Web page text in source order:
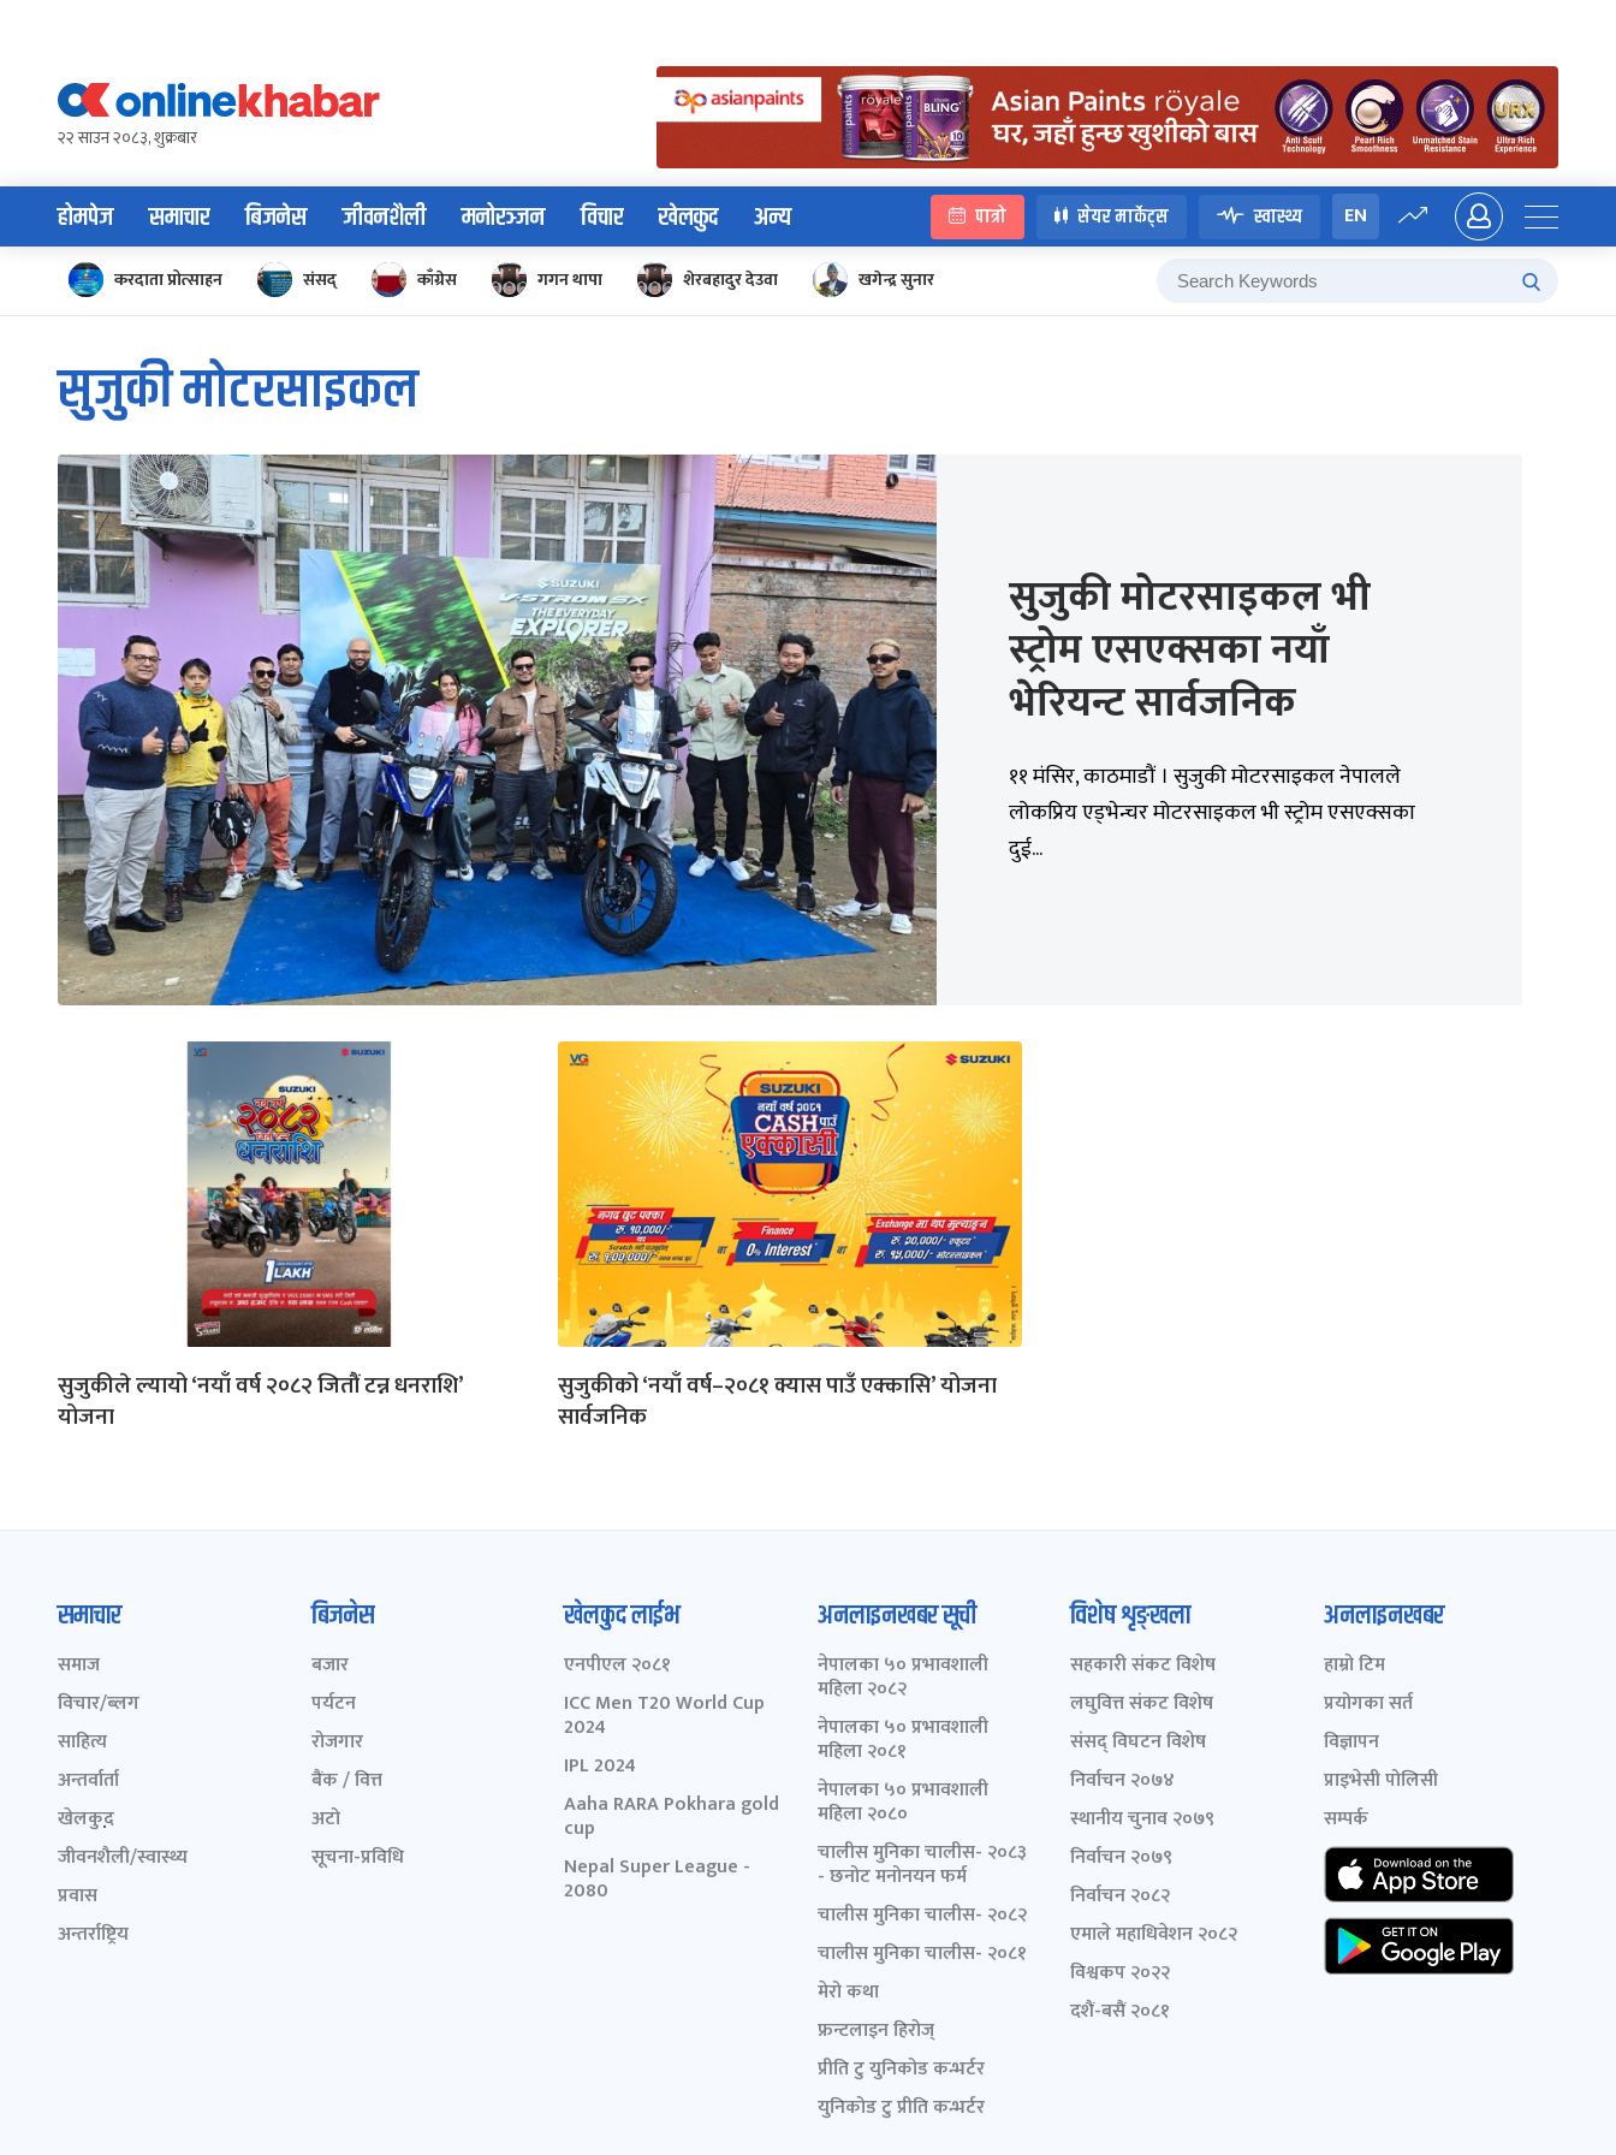
content२२ साउन २०८३, शुक्रबार
होमपेज समाचार बिजनेस जीवनशैली मनोरञ्जन विचार खेलकुद अन्य पात्रो सेयर मार्केट्स स्वास्थ्य EN
करदाता प्रोत्साहन संसद् काँग्रेस गगन थापा शेरबहादुर देउवा खगेन्द्र सुनार
सुजुकी मोटरसाइकल
सुजुकी मोटरसाइकल भी
स्ट्रोम एसएक्सका नयाँ
भेरियन्ट सार्वजनिक
११ मंसिर, काठमाडौं । सुजुकी मोटरसाइकल नेपालले
लोकप्रिय एड्भेन्चर मोटरसाइकल भी स्ट्रोम एसएक्सका
दुई...
सुजुकीले ल्यायो ‘नयाँ वर्ष २०८२ जितौं टन्न धनराशि’
योजना
सुजुकीको ‘नयाँ वर्ष–२०८१ क्यास पाउँ एक्कासि’ योजना
सार्वजनिक
समाचार
समाज
विचार/ब्लग
साहित्य
अन्तर्वार्ता
खेलकुद़़
जीवनशैली/स्वास्थ्य
प्रवास
अन्तर्राष्ट्रिय
बिजनेस
बजार
पर्यटन
रोजगार
बैंक / वित्त
अटो
सूचना-प्रविधि
खेलकुद लाईभ
एनपीएल २०८१
ICC Men T20 World Cup
2024
IPL 2024
Aaha RARA Pokhara gold
cup
Nepal Super League -
2080
अनलाइनखबर सूची
नेपालका ५० प्रभावशाली
महिला २०८२
नेपालका ५० प्रभावशाली
महिला २०८१
नेपालका ५० प्रभावशाली
महिला २०८०
चालीस मुनिका चालीस- २०८३
- छनोट मनोनयन फर्म
चालीस मुनिका चालीस- २०८२
चालीस मुनिका चालीस- २०८१
मेरो कथा
फ्रन्टलाइन हिरोज्
प्रीति टु युनिकोड कन्भर्टर
युनिकोड टु प्रीति कन्भर्टर
विशेष शृङ्खला
सहकारी संकट विशेष
लघुवित्त संकट विशेष
संसद् विघटन विशेष
निर्वाचन २०७४
स्थानीय चुनाव २०७९
निर्वाचन २०७९
निर्वाचन २०८२
एमाले महाधिवेशन २०८२
विश्वकप २०२२
दशैं-बसैं २०८१
अनलाइनखबर
हाम्रो टिम
प्रयोगका सर्त
विज्ञापन
प्राइभेसी पोलिसी
सम्पर्क